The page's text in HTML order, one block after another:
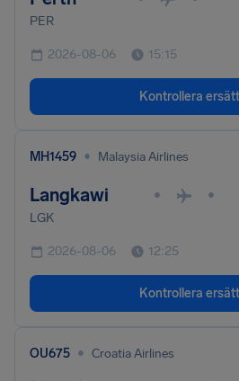
PER
2026-08-06 15:15
Kontrollera
MH1459 • Malaysia Airlines
Langkawi • •
LGK
2026-08-06 12:25
Kontrollera
OU675 • Croatia Airlines